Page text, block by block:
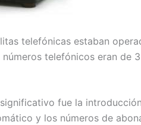
telefónicas estaban
telefónicos eran de
fue la
y los números de